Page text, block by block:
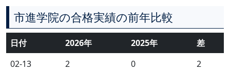
市進学院の合格実績の前年比較
日付 2026年 2025年
差
02-13
2 0
2